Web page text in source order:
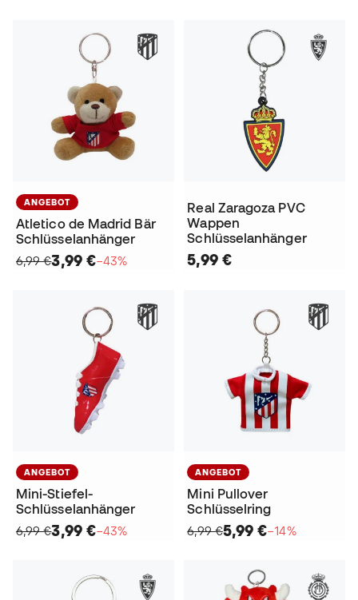
ANGEBOT
Atletico de Madrid Bär
Schlüsselanhänger
6,99 €3,99 €−43%
Real Zaragoza PVC
Wappen
Schlüsselanhänger
5,99 €
ANGEBOT
Mini-Stiefel-
Schlüsselanhänger
6,99 €3,99 €−43%
ANGEBOT
Mini Pullover
Schlüsselring
6,99 €5,99 €−14%